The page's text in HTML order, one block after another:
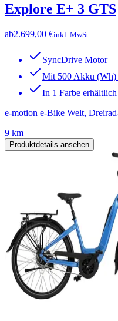
Explore E+ 3 GTS
ab2.699,00 €inkl. MwSt
SyncDrive Motor
Mit 500 Akku (Wh)
In 1 Farbe erhältlich
e-motion e-Bike Welt,
9 km
Produktdetails ansehen